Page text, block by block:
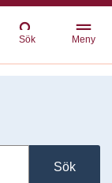
Sök Meny
Sök